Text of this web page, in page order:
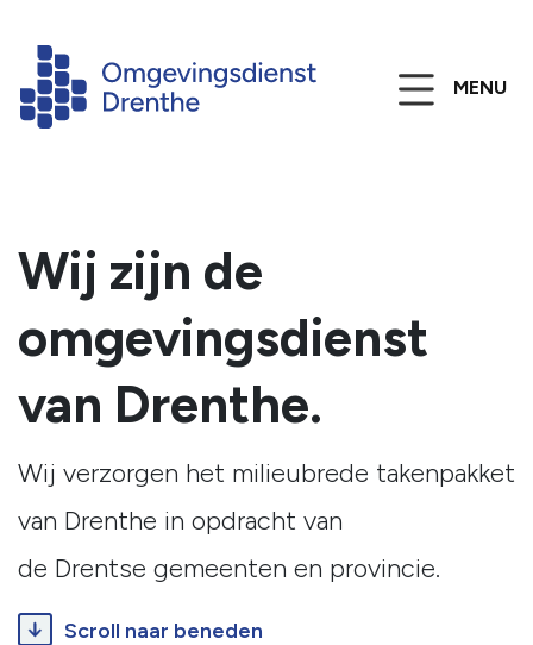
MENU
Wij zijn de
omgevingsdienst
van Drenthe.
Wij verzorgen het milieubrede takenpakket
van Drenthe in opdracht van
de Drentse gemeenten en provincie.
Scroll naar beneden